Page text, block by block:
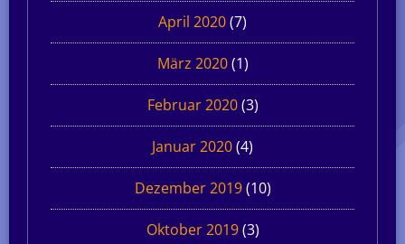
April 2020(7)
März 2020(1)
Februar 2020(3)
Januar 2020(4)
Dezember 2019(10)
Oktober 2019(3)